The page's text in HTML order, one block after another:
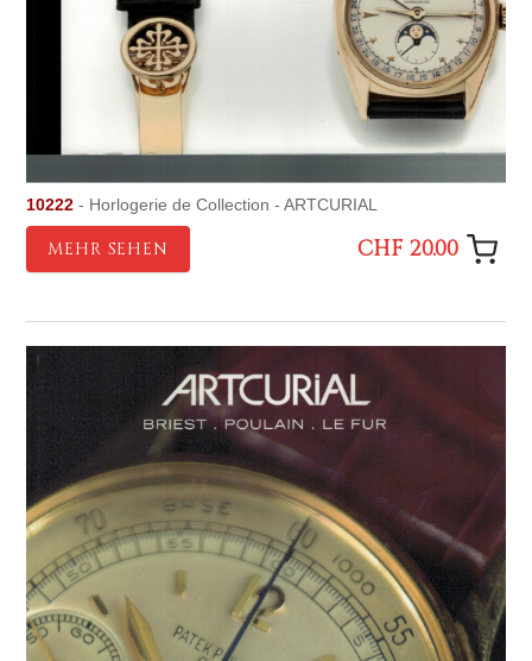
10222 - Horlogerie de Collection - ARTCURIAL
MEHR SEHEN CHF 20.00